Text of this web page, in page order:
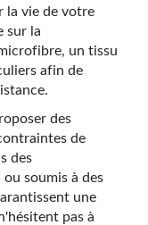
la vie de votre
sur la
un tissu
afin de
des
de
des
soumis à des
une
pas à